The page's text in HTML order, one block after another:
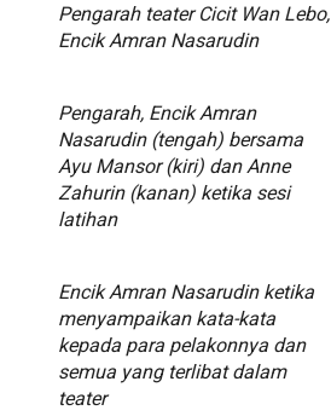
Pengarah teater Cicit Wan Lebo,
Encik Amran Nasarudin
Pengarah, Encik Amran
Nasarudin (tengah) bersama
Ayu Mansor (kiri) dan Anne
Zahurin (kanan) ketika sesi
latihan
Encik Amran Nasarudin ketika
menyampaikan kata-kata
kepada para pelakonnya dan
semua yang terlibat dalam
teater